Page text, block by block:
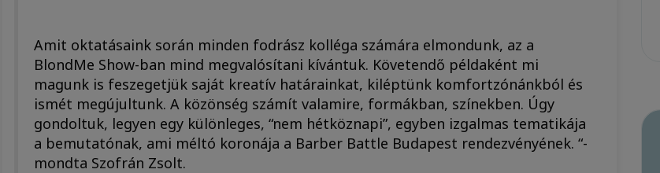
Amit oktatásaink során minden fodrász kolléga számára elmondunk, az a
BlondMe Show-ban mind megvalósítani kívántuk. Követendő példaként mi
magunk is feszegetjük saját kreatív határainkat, kiléptünk komfortzónánkból és
ismét megújultunk. A közönség számít valamire, formákban, színekben. Úgy
gondoltuk, legyen egy különleges, “nem hétköznapi”, egyben izgalmas tematikája
a bemutatónak, ami méltó koronája a Barber Battle Budapest rendezvényének. “-
mondta Szofrán Zsolt.